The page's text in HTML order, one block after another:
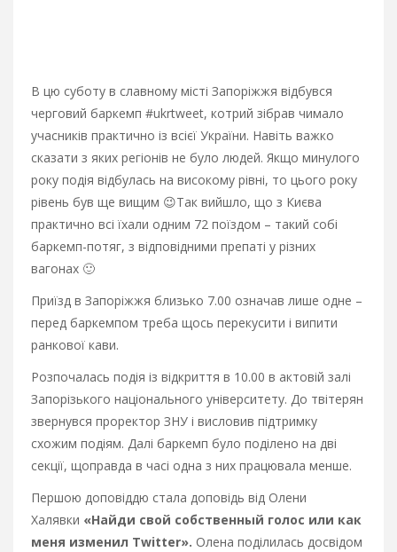
В цю суботу в славному місті Запоріжжя відбувся
черговий баркемп #ukrtweet, котрий зібрав чимало
учасників практично із всієї України. Навіть важко
сказати з яких регіонів не було людей. Якщо минулого
року подія відбулась на високому рівні, то цього року
рівень був ще вищим 😉Так вийшло, що з Києва
практично всі їхали одним 72 поїздом – такий собі
баркемп-потяг, з відповідними препаті у різних
вагонах 🙂
Приїзд в Запоріжжя близько 7.00 означав лише одне –
перед баркемпом треба щось перекусити і випити
ранкової кави.
Розпочалась подія із відкриття в 10.00 в актовій залі
Запорізького національного університету. До твітерян
звернувся проректор ЗНУ і висловив підтримку
схожим подіям. Далі баркемп було поділено на дві
секції, щоправда в часі одна з них працювала менше.
Першою доповіддю стала доповідь від Олени
Халявки «Найди свой собственный голос или как
меня изменил Twitter». Олена поділилась досвідом